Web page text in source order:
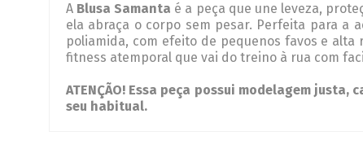
A Blusa Samanta é a peça que une leveza,
ela abraça o corpo sem pesar. Perfeita para a
poliamida, com efeito de pequenos favos e
fitness atemporal que vai do treino à rua com
ATENÇÃO! Essa peça possui modelagem
seu habitual.